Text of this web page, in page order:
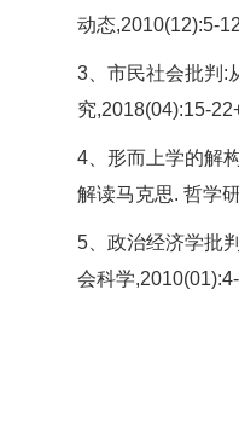
动态,2010(12):5-
3、市民社会批判:
究,2018(04):15-
4、形而上学的解
解读马克思. 哲学
5、政治经济学批
会科学